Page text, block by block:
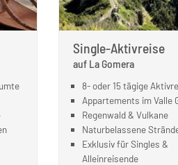
Single-Aktivreise
auf La Gomera
8- oder 15 tägige
Appartements im Valle
Regenwald & Vulkane
Naturbelassene
Exklusiv für Singles &
Alleinreisende